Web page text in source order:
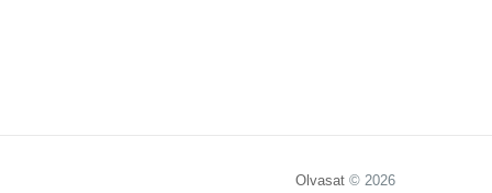
Olvasat © 2026